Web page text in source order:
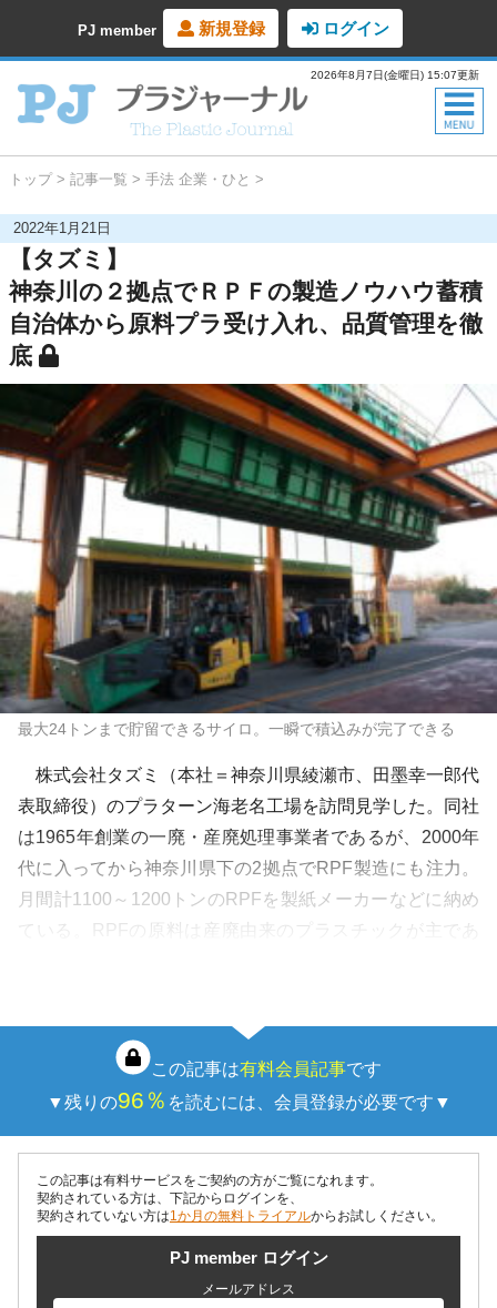
PJ member 新規登録 ログイン
2026年8月7日(金曜日) 15:07更新
トップ 記事一覧 手法 企業・ひと
2022年1月21日
【タズミ】
神奈川の２拠点でＲＰＦの製造ノウハウ蓄積
自治体から原料プラ受け入れ、品質管理を徹
底
最大24トンまで貯留できるサイロ。一瞬で積込みが完了できる
株式会社タズミ（本社＝神奈川県綾瀬市、田墨幸一郎代
表取締役）のプラターン海老名工場を訪問見学した。同社
は1965年創業の一廃・産廃処理事業者であるが、2000年
代に入ってから神奈川県下の2拠点でRPF製造にも注力。
月間計1100～1200トンのRPFを製紙メーカーなどに納め
ている。RPFの原料は産廃由来のプラスチックが主であ
この記事は有料会員記事です
▼残りの96％ を読むには、会員登録が必要です▼
この記事は有料サービスをご契約の方がご覧になれます。
契約されている方は、下記からログインを、
契約されていない方は1か月の無料トライアルからお試しください。
PJ member ログイン
メールアドレス